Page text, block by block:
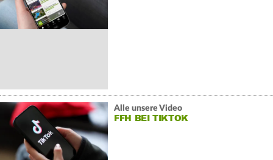
Alle unsere Video
FFH BEI TIKTOK